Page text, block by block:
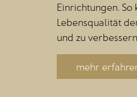
Einrichtungen. So
Lebensqualität
und zu verbessern.
mehr